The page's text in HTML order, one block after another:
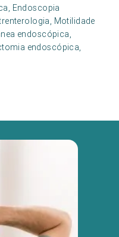
Endoscopia
Motilidade
endoscópica,
endoscópica,